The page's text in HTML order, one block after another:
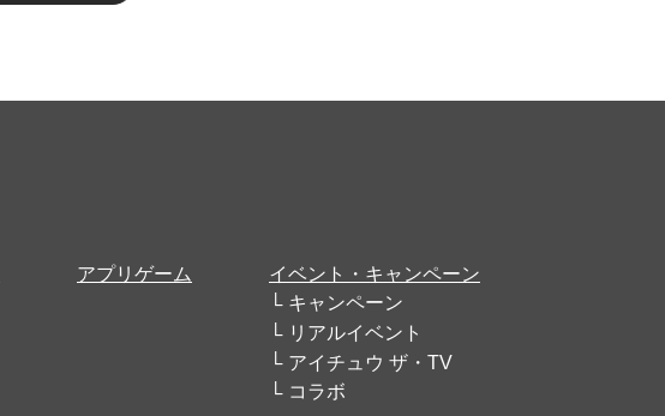
アプリゲーム
イベント・キャンペーン
キャンペーン
リアルイベント
アイチュウ ザ・TV
コラボ